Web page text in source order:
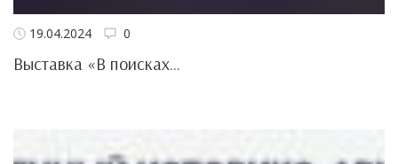
19.04.2024 0
Выставка «В поисках...